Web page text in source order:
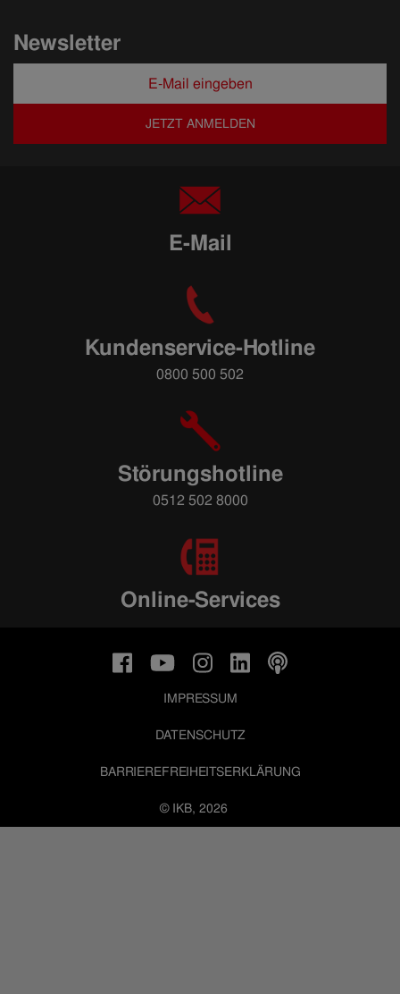
Newsletter
JETZT ANMELDEN
E-Mail
Kundenservice-Hotline
0800 500 502
Störungshotline
0512 502 8000
Online-Services
© IKB, 2026
IMPRESSUM
DATENSCHUTZ
BARRIEREFREIHEITSERKLÄRUNG